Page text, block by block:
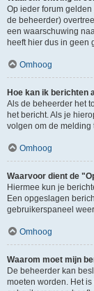
Op ieder forum
de beheerder)
een waarschuwing
heeft hier dus in geen
Omhoog
Hoe kan ik berichten
Als de beheerder het
het bericht. Als je
volgen om de melding
Omhoog
Waarvoor dient de
Hiermee kun je
Een opgeslagen
gebruikerspaneel
Omhoog
Waarom moet mijn
De beheerder kan
moeten worden. Het